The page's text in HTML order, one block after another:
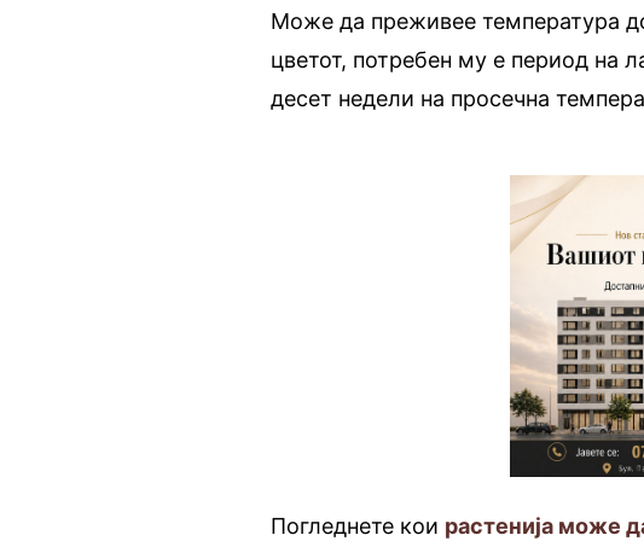
Може да преживее температура
цветот, потребен му е период на
десет недели на просечна
Погледнете кои растенија може